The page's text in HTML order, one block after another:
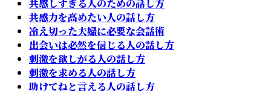
共感しすぎる人のための話し方
共感力を高めたい人の話し方
冷え切った夫婦に必要な会話術
出会いは必然を信じる人の話し方
刺激を欲しがる人の話し方
刺激を求める人の話し方
助けてねと言える人の話し方